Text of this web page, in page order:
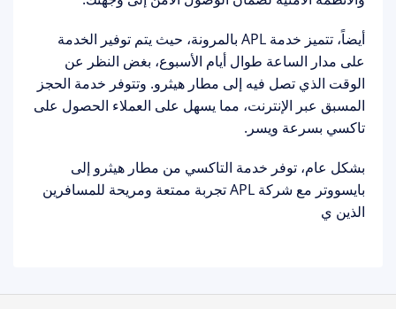
أيضاً، تتميز خدمة APL بالمرونة، حيث يتم توفير الخدمة
على مدار الساعة طوال أيام الأسبوع، بغض النظر عن
الوقت الذي تصل فيه إلى مطار هيثرو. وتتوفر خدمة الحجز
المسبق عبر الإنترنت، مما يسهل على العملاء الحصول على
تاكسي بسرعة ويسر.
بشكل عام، توفر خدمة التاكسي من مطار هيثرو إلى
بايسووتر مع شركة APL تجربة ممتعة ومريحة للمسافرين
الذين ي